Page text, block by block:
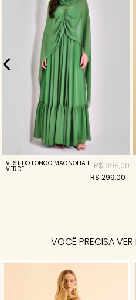
VESTIDO LONGO MAGNOLIA E
VERDE
R$ 998,00
R$ 299,00
VOCÊ PRECISA